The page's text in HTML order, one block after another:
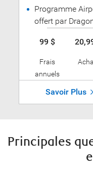
Programme
offert par
99 $
Frais
annuels
Savoir Plus
Principales